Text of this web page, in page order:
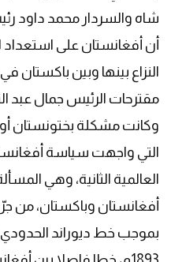
شاه والسردار محمد داود
أن أفغانستان على
النزاع بينها وبين باكستان
مقترحات الرئيس جمال عبد
وكانت مشكلة بختونستان
التي واجهت سياسة
العالمية الثانية، وهي
أفغانستان وباكستان، من